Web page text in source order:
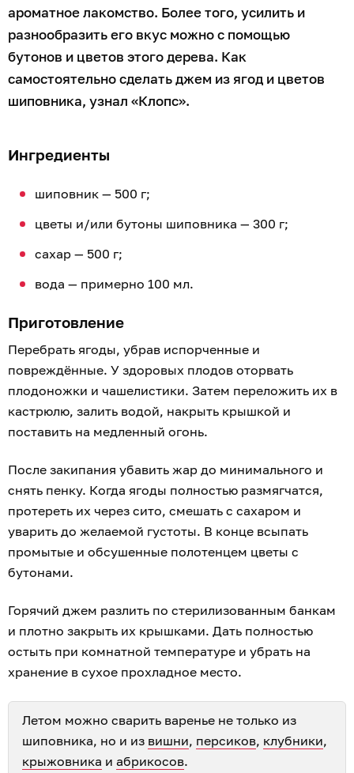
ароматное лакомство. Более того, усилить и
разнообразить его вкус можно с помощью
бутонов и цветов этого дерева. Как
самостоятельно сделать джем из ягод и цветов
шиповника, узнал «Клопс».
Ингредиенты
шиповник — 500 г;
цветы и/или бутоны шиповника — 300 г;
сахар — 500 г;
вода — примерно 100 мл.
Приготовление
Перебрать ягоды, убрав испорченные и
повреждённые. У здоровых плодов оторвать
плодоножки и чашелистики. Затем переложить их в
кастрюлю, залить водой, накрыть крышкой и
поставить на медленный огонь.
После закипания убавить жар до минимального и
снять пенку. Когда ягоды полностью размягчатся,
протереть их через сито, смешать с сахаром и
уварить до желаемой густоты. В конце всыпать
промытые и обсушенные полотенцем цветы с
бутонами.
Горячий джем разлить по стерилизованным банкам
и плотно закрыть их крышками. Дать полностью
остыть при комнатной температуре и убрать на
хранение в сухое прохладное место.
Летом можно сварить варенье не только из
шиповника, но и из вишни, персиков, клубники,
крыжовника и абрикосов.